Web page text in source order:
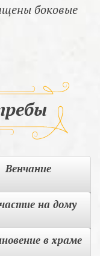
боковые
Венчание
на дому
в храме